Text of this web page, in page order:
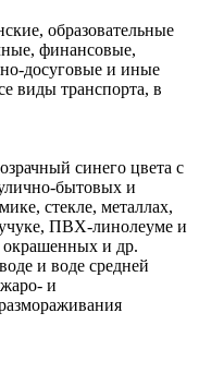
образовательные
финансовые,
досуговые и иные
виды транспорта, в
синего цвета с
бытовых и
стекле, металлах,
ПВХ-линолеуме и
окрашенных и др.
и воде средней
и